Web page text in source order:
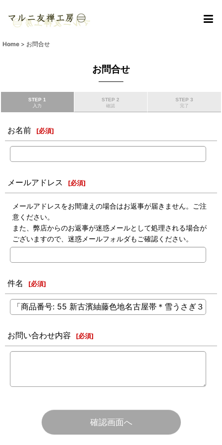
Home > お問合せ
お問合せ
STEP 1
入力
STEP 2
確認
STEP 3
完了
お名前 [必須]
メールアドレス [必須]
メールアドレスをお間違えの場合はお返事が届きません。ご注
意ください。
また、弊店からのお返事が迷惑メールとして処理される場合が
ございますので、迷惑メールフォルダもご確認ください。
件名 [必須]
お問い合わせ内容 [必須]
確認画面へ